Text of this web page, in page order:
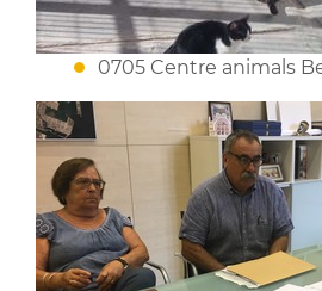
0705 Centre animals